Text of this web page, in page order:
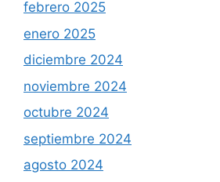
febrero 2025
enero 2025
diciembre 2024
noviembre 2024
octubre 2024
septiembre 2024
agosto 2024